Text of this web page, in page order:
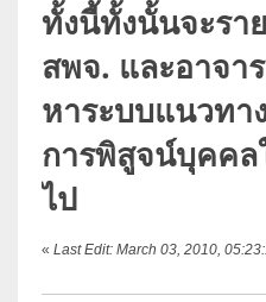
ทั้งนี้ทั้งนั้นจะรา
สพจ. และอาจา
หาระบบแนวทา
การพิสูจน์บุคค
ไป
« Last Edit: March 03, 2010,